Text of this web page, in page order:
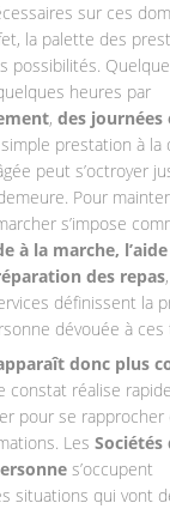
sur ces
la palette des
possibilités.
heures par
, des journées
prestation à la
peut s’octroyer
Pour
s’impose
à la marche,
des repas
définissent la
dévouée à ces
donc plus
constat réalise
pour se rapprocher
Les Sociétés
s’occupent
situations qui vont